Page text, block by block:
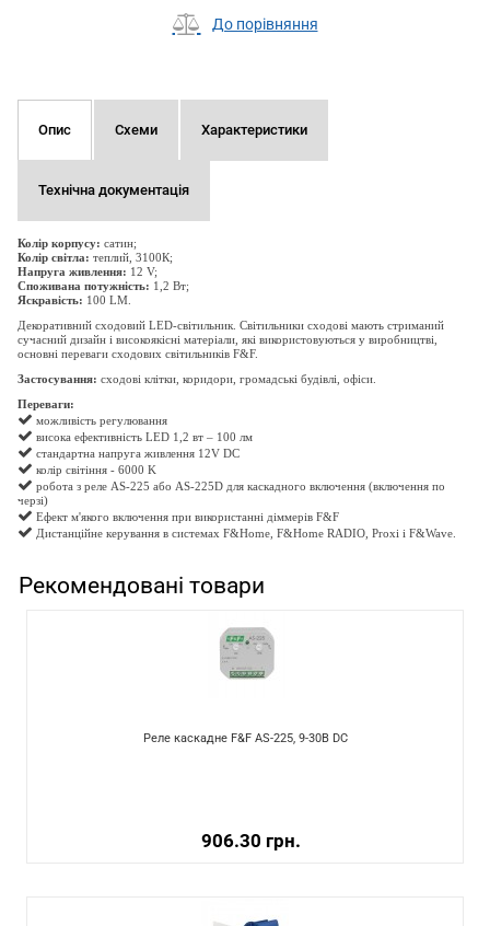
До порівняння
Опис Схеми Характеристики
Технічна документація
Колір корпусу: сатин;
Колір світла: теплий, 3100К;
Напруга живлення: 12 V;
Споживана потужність: 1,2 Вт;
Яскравість: 100 LM.
Декоративний сходовий LED-світильник. Світильники сходові мають стриманий
сучасний дизайн і високоякісні матеріали, які використовуються у виробництві,
основні переваги сходових світильників F&F.
Застосування: сходові клітки, коридори, громадські будівлі, офіси.
Переваги:
можливість регулювання
висока ефективність LED 1,2 вт – 100 лм
стандартна напруга живлення 12V DC
колір світіння - 6000 K
робота з реле AS-225 або AS-225D для каскадного включення (включення по
черзі)
Ефект м'якого включення при використанні діммерів F&F
Дистанційне керування в системах F&Home, F&Home RADIO, Proxi і F&Wave.
Рекомендовані товари
Реле каскадне F&F AS-225, 9-30В DC
906.30 грн.